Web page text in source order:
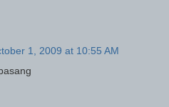
1, 2009 at 10:55 AM